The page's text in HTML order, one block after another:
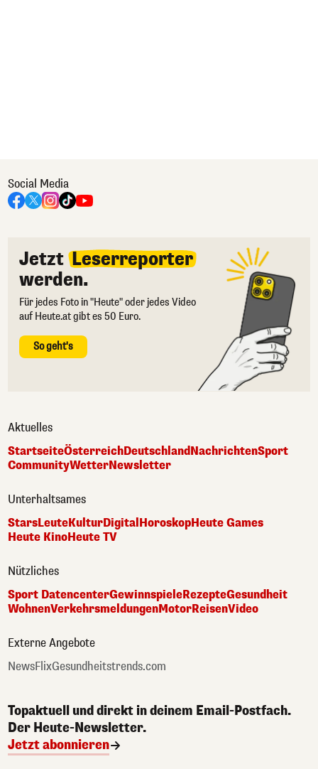
Social Media
Jetzt Leserreporter
werden.
Für jedes Foto in "Heute" oder jedes Video
auf Heute.at gibt es 50 Euro.
So geht's
Aktuelles
StartseiteÖsterreichDeutschlandNachrichtenSport
CommunityWetterNewsletter
Unterhaltsames
StarsLeuteKulturDigitalHoroskopHeute Games
Heute KinoHeute TV
Nützliches
Sport DatencenterGewinnspieleRezepteGesundheit
WohnenVerkehrsmeldungenMotorReisenVideo
Externe Angebote
NewsFlixGesundheitstrends.com
Topaktuell und direkt in deinem Email-Postfach.
Der Heute-Newsletter.
Jetzt abonnieren